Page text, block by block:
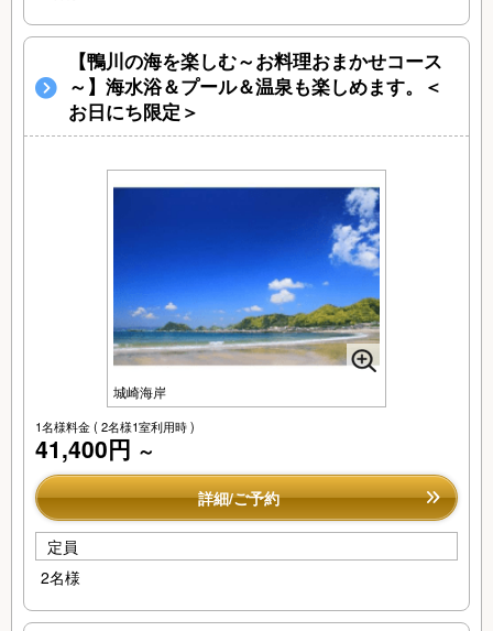
【鴨川の海を楽しむ～お料理おまかせコース
～】海水浴＆プール＆温泉も楽しめます。＜
お日にち限定＞
城崎海岸
1名様料金( 2名様1室利用時 )
41,400円 ～
詳細/ご予約
定員
2名様